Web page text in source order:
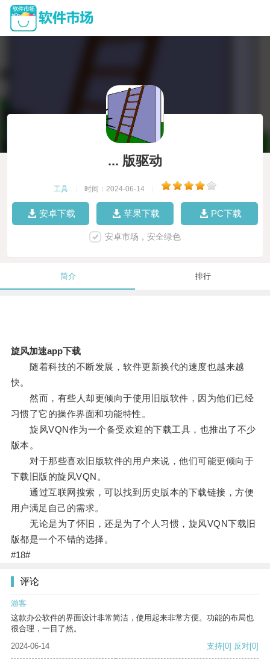
... 版驱动
工具 时间：2024-06-14
安卓下载 苹果下载 PC下载
安卓市场，安全绿色
简介 排行
旋风加速app下载
随着科技的不断发展，软件更新换代的速度也越来越
快。
然而，有些人却更倾向于使用旧版软件，因为他们已经
习惯了它的操作界面和功能特性。
旋风VQN作为一个备受欢迎的下载工具，也推出了不少
版本。
对于那些喜欢旧版软件的用户来说，他们可能更倾向于
下载旧版的旋风VQN。
通过互联网搜索，可以找到历史版本的下载链接，方便
用户满足自己的需求。
无论是为了怀旧，还是为了个人习惯，旋风VQN下载旧
版都是一个不错的选择。
#18#
评论
游客
这款办公软件的界面设计非常简洁，使用起来非常方便。功能的布局也
很合理，一目了然。
2024-06-14
支持[0] 反对[0]